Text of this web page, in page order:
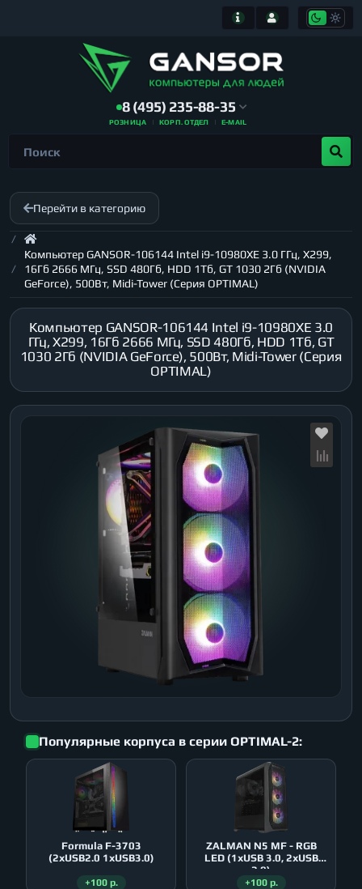
8 (495) 235-88-35
РОЗНИЦА КОРП. ОТДЕЛ E-MAIL
Перейти в категорию
Компьютер GANSOR-106144 Intel i9-10980XE 3.0 ГГц, X299,
16Гб 2666 МГц, SSD 480Гб, HDD 1Тб, GT 1030 2Гб (NVIDIA
GeForce), 500Вт, Midi-Tower (Серия OPTIMAL)
Компьютер GANSOR-106144 Intel i9-10980XE 3.0
ГГц, X299, 16Гб 2666 МГц, SSD 480Гб, HDD 1Тб, GT
1030 2Гб (NVIDIA GeForce), 500Вт, Midi-Tower (Серия
OPTIMAL)
Популярные корпуса в серии OPTIMAL-2:
Formula F-3703
(2xUSB2.0 1xUSB3.0)
+100 р.
ZALMAN N5 MF - RGB
LED (1xUSB 3.0, 2xUSB
2.0)
+100 р.